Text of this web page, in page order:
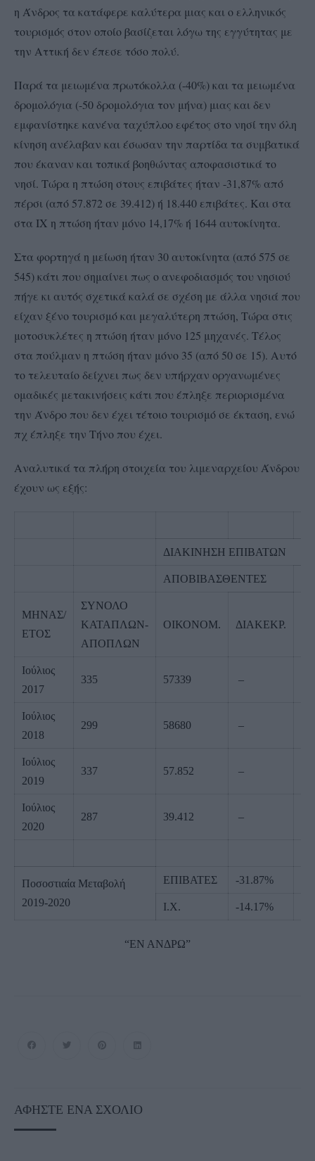
η Άνδρος τα κατάφερε καλύτερα μιας και ο ελληνικός
τουρισμός στον οποίο βασίζεται λόγω της εγγύτητας με
την Αττική δεν έπεσε τόσο πολύ.
Παρά τα μειωμένα πρωτόκολλα (-40%) και τα μειωμένα
δρομολόγια (-50 δρομολόγια τον μήνα) μιας και δεν
εμφανίστηκε κανένα ταχύπλοο εφέτος στο νησί την όλη
κίνηση ανέλαβαν και έσωσαν την παρτίδα τα συμβατικά
που έκαναν και τοπικά βοηθώντας αποφασιστικά το
νησί. Τώρα η πτώση στους επιβάτες ήταν -31,87% από
πέρσι (από 57.872 σε 39.412) ή 18.440 επιβάτες. Και στα
στα ΙΧ η πτώση ήταν μόνο 14,17% ή 1644 αυτοκίνητα.
Στα φορτηγά η μείωση ήταν 30 αυτοκίνητα (από 575 σε
545) κάτι που σημαίνει πως ο ανεφοδιασμός του νησιού
πήγε κι αυτός σχετικά καλά σε σχέση με άλλα νησιά που
είχαν ξένο τουρισμό και μεγαλύτερη πτώση, Τώρα στις
μοτοσυκλέτες η πτώση ήταν μόνο 125 μηχανές. Τέλος
στα πούλμαν η πτώση ήταν μόνο 35 (από 50 σε 15). Αυτό
το τελευταίο δείχνει πως δεν υπήρχαν οργανωμένες
ομαδικές μετακινήσεις κάτι που έπληξε περιορισμένα
την Άνδρο που δεν έχει τέτοιο τουρισμό σε έκταση, ενώ
πχ έπληξε την Τήνο που έχει.
Αναλυτικά τα πλήρη στοιχεία του λιμεναρχείου Άνδρου
έχουν ως εξής:
ΔΙΑΚΙΝΗΣΗ ΕΠΙΒΑΤΩΝ
ΑΠΟΒΙΒΑΣΘΕΝΤΕΣ
ΜΗΝΑΣ/
ΕΤΟΣ
ΣΥΝΟΛΟ
ΚΑΤΑΠΛΩΝ-
ΑΠΟΠΛΩΝ
ΟΙΚΟΝΟΜ. ΔΙΑΚΕΚΡ.
Ιούλιος
2017
335 57339 –
Ιούλιος
2018
299 58680 –
Ιούλιος
2019
337 57.852 –
Ιούλιος
2020
287 39.412 –
Ποσοστιαία Μεταβολή
2019-2020
ΕΠΙΒΑΤΕΣ -31.87%
Ι.Χ. -14.17%
“ΕΝ ΑΝΔΡΩ”
ΑΦΉΣΤΕ ΈΝΑ ΣΧΌΛΙΟ